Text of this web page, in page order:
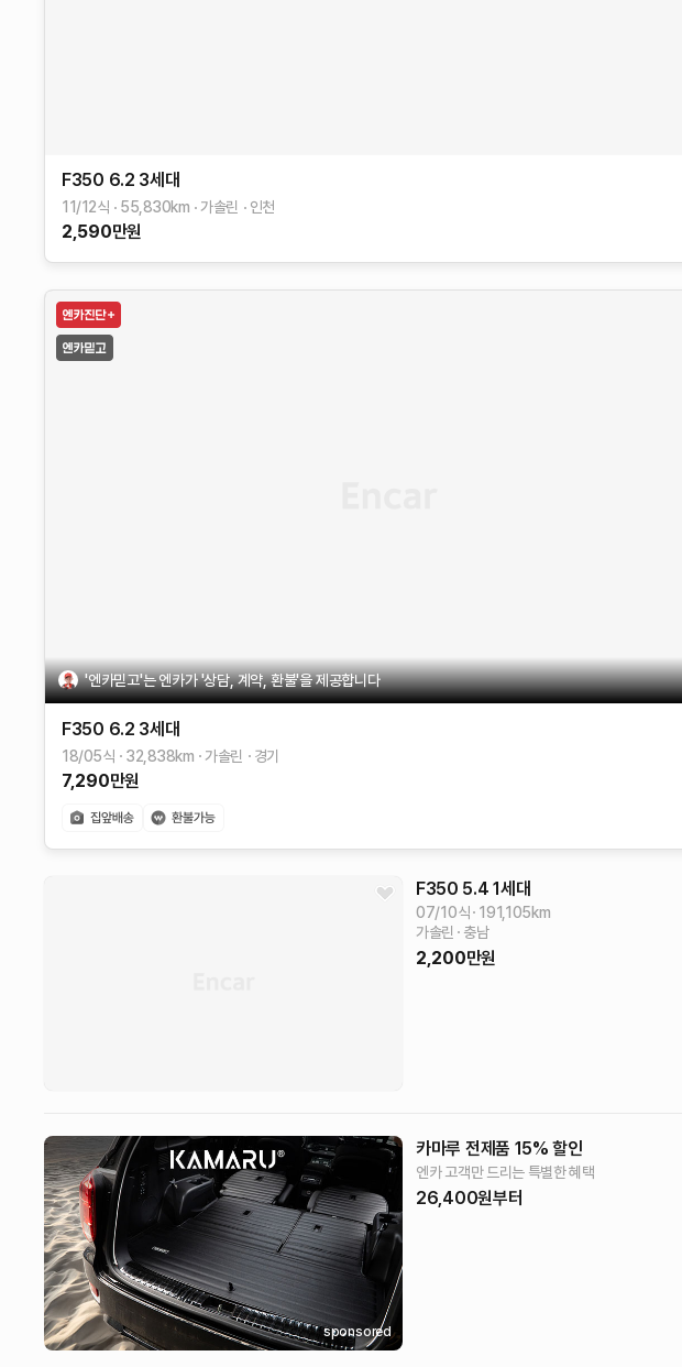
F350 6.2 3세대
11/12식 55,830km 가솔린 인천
2,590만원
'엔카믿고'는 엔카가 '상담, 계약, 환불'을 제공합니다
F350 6.2 3세대
18/05식 32,838km 가솔린 경기
7,290만원
F350 5.4 1세대
07/10식 191,105km
가솔린
충남
2,200만원
sponsored
카마루 전제품 15% 할인
엔카 고객만 드리는 특별한 혜택
26,400원부터